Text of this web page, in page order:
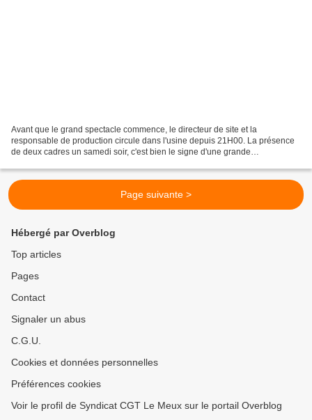
Avant que le grand spectacle commence, le directeur de site et la
responsable de production circule dans l'usine depuis 21H00. La présence
de deux cadres un samedi soir, c'est bien le signe d'une grande
Page suivante >
Hébergé par Overblog
Top articles
Pages
Contact
Signaler un abus
C.G.U.
Cookies et données personnelles
Préférences cookies
Voir le profil de Syndicat CGT Le Meux sur le portail Overblog